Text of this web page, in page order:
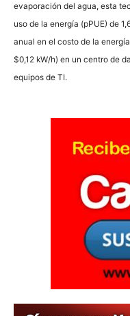
evaporación del agua, esta
uso de la energía (pPUE) de
anual en el costo de la
$0,12 kW/h) en un centro de
equipos de TI.